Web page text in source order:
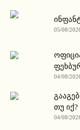
05/08/
04/08/
თუ იქ?
04/08/